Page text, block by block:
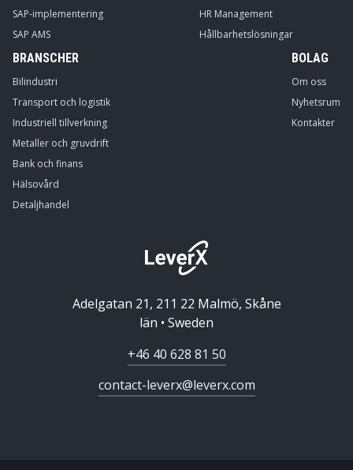
SAP-implementering
SAP AMS
HR Management
Hållbarhetslösningar
BRANSCHER
Bilindustri
Transport och logistik
Industriell tillverkning
Metaller och gruvdrift
Bank och finans
Hälsovård
Detaljhandel
BOLAG
Om oss
Nyhetsrum
Kontakter
Adelgatan 21, 211 22 Malmö, Skåne
län • Sweden
+46 40 628 81 50
contact-leverx@leverx.com